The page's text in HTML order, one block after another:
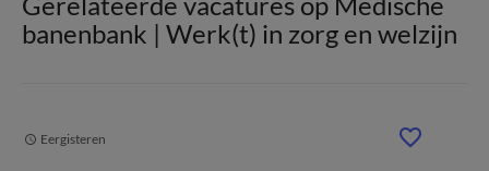
banenbank | Werk(t) in zorg en welzijn
Eergisteren